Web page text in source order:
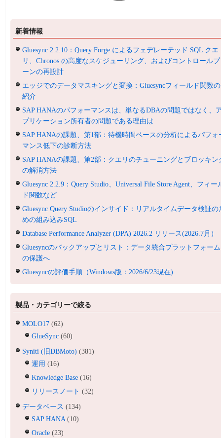
新着情報
Gluesync 2.2.10：Query Forge によるフェデレーテッド SQL クエ
リ、Chronos の高度なスケジューリング、およびコントロール
ーンの再設計
エッジでのデータマスキングと変換：Gluesyncフィールド関数の
紹介
SAP HANAのパフォーマンスは、単なるDBAの問題ではなく、
プリケーション所有者の問題である理由は
SAP HANAの課題、第1部：待機時間ベースの分析によるパフォ
マンス低下の診断方法
SAP HANAの課題、第2部：クエリのチューニングとブロッキン
の解消方法
Gluesync 2.2.9：Query Studio、Universal File Store Agent、フィー
ド関数など
Gluesync Query Studioのインサイド：リアルタイムデータ検証の
めの組み込みSQL
Database Performance Analyzer (DPA) 2026.2 リリース(2026.7月）
Gluesyncのバックアップとリスト：データ統合プラットフォーム
の保護へ
Gluesyncの評価手順（Windows版：2026/6/23現在)
製品・カテゴリーで絞る
MOLO17 (62)
GlueSync (60)
Syniti (旧DBMoto) (381)
運用 (16)
Knowledge Base (16)
リリースノート (32)
データベース (134)
SAP HANA (10)
Oracle (23)